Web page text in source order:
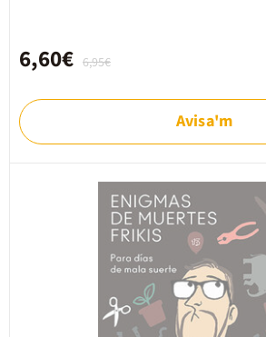
6,95€
6,60€
Avisa'm